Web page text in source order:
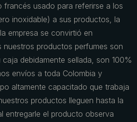
francés usado para referirse a los
inoxidable) a sus productos, la
empresa se convirtió en
nuestros productos perfumes son
debidamente sellada, son 100%
envíos a toda Colombia y
altamente capacitado que trabaja
productos lleguen hasta la
entregarle el producto observa